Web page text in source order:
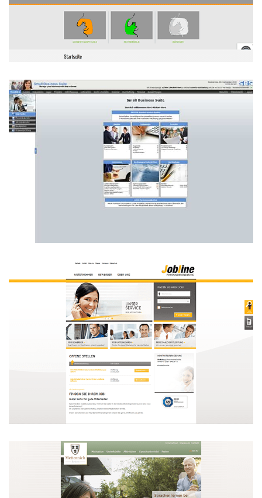
MKG Praxis Dr. Starke
WEBDESIGN
Censis Small Business Suite
Jobline Personaldienstleistungen
WEBDESIGN